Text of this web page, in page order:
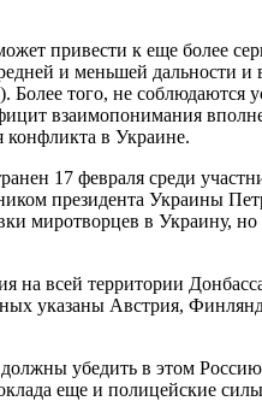
привести к еще более
и меньшей дальности
того, не соблюдаются
взаимопонимания
в Украине.
17 февраля среди
президента Украины
миротворцев в Украину,
всей территории
указаны Австрия,
убедить в этом
еще и полицейские